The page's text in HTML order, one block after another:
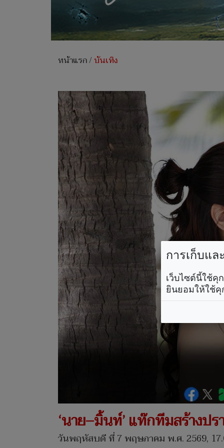
หน้าแรก/บันเทิง
‘นาย–มิ้นท์’ แท๊กทีมสร้างปร
วันพฤหัสบดี ที่ 7 พฤษภาคม พ.ศ. 2569,
การเก็บแล
เว็บไซต์นี้ใช้คุ
ยินยอมให้ใช้คุ